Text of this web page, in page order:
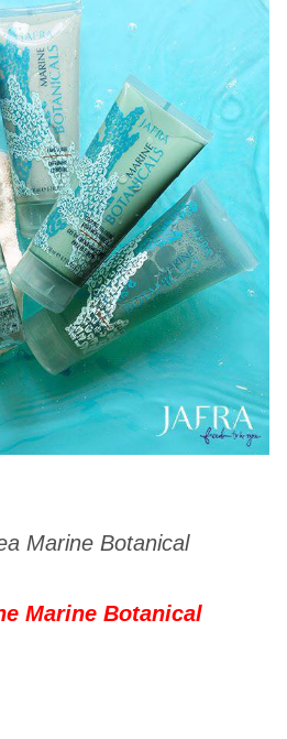
Marine Botanical
Marine Botanical